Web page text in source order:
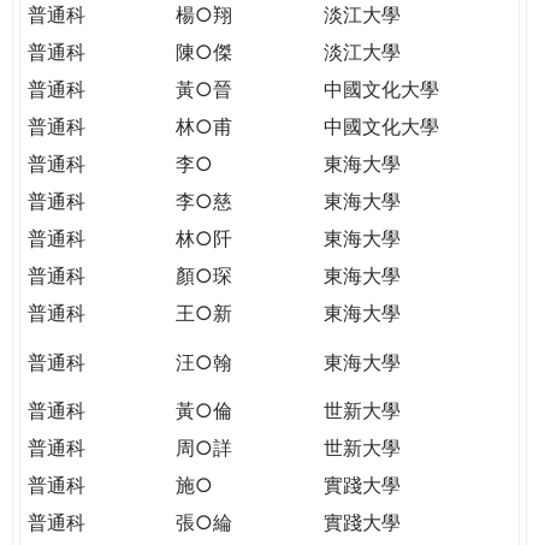
普通科
楊○翔
淡江大學
普通科
陳○傑
淡江大學
普通科
黃○晉
中國文化大學
普通科
林○甫
中國文化大學
普通科
李○
東海大學
普通科
李○慈
東海大學
普通科
林○阡
東海大學
普通科
顏○琛
東海大學
普通科
王○新 東海大學
普通科 汪○翰
東海大學
普通科
黃○倫
世新大學
普通科
周○詳
世新大學
普通科
施○
實踐大學
普通科
張○綸
實踐大學